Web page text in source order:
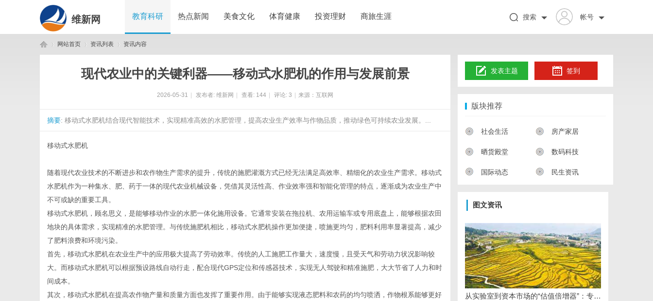
维新网 教育科研 热点新闻 美食文化 体育健康 投资理财 商旅生涯 帐号
搜索
网站首页 资讯列表 资讯内容
现代农业中的关键利器——移动式水肥机的作用与发展前景
2026-05-31 发布者: 维新网 查看: 144 评论: 3 来源：互联网
摘要: 移动式水肥机结合现代智能技术，实现精准高效的水肥管理，提高农业生产效率与作物品质，推动绿色可持续农业发展。...
移动式水肥机
随着现代农业技术的不断进步和农作物生产需求的提升，传统的施肥灌溉方式已经无法满足高效率、精细化的农业生产需求。移动式
水肥机作为一种集水、肥、药于一体的现代农业机械设备，凭借其灵活性高、作业效率强和智能化管理的特点，逐渐成为农业生产中
不可或缺的重要工具。
移动式水肥机，顾名思义，是能够移动作业的水肥一体化施用设备。它通常安装在拖拉机、农用运输车或专用底盘上，能够根据农田
地块的具体需求，实现精准的水肥管理。与传统施肥机相比，移动式水肥机操作更加便捷，喷施更均匀，肥料利用率显著提高，减少
了肥料浪费和环境污染。
首先，移动式水肥机在农业生产中的应用极大提高了劳动效率。传统的人工施肥工作量大，速度慢，且受天气和劳动力状况影响较
大。而移动式水肥机可以根据预设路线自动行走，配合现代GPS定位和传感器技术，实现无人驾驶和精准施肥，大大节省了人力和时
间成本。
其次，移动式水肥机在提高农作物产量和质量方面也发挥了重要作用。由于能够实现液态肥料和农药的均匀喷洒，作物根系能够更好
发表主题 签到
版块推荐
社会生活 房产家居
晒货殿堂 数码科技
国际动态 民生资讯
图文资讯
从实验室到资本市场的“估值倍增器”：专利律师如何重塑硬科技企业的融资逻辑